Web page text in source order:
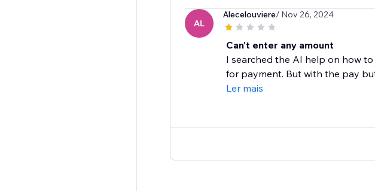
AL
Alecelouviere/ Nov 26, 2024
Can't enter any amount
I searched the AI help on how
for payment. But with the pay
Ler mais